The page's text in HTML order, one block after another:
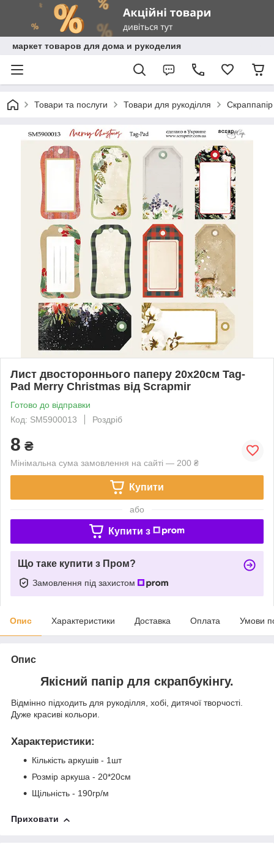
маркет товаров для дома и рукоделия
Товари та послуги Товари для рукоділля
Лист двостороннього паперу 20х20см Tag-
Pad Merry Christmas від Scrapmir
Готово до відправки
Код: SM5900013
Роздріб
8 ₴
Мінімальна сума замовлення на сайті — 200 ₴
Купити
або
Купити з
Що таке купити з Пром?
Замовлення під захистом
Опис Характеристики Доставка Оплата Умови
Опис
Якісний папір для скрапбукінгу.
Відмінно підходить для рукоділля, хобі, дитячої творчості.
Дуже красиві кольори.
Характеристики:
Кількість аркушів - 1шт
Розмір аркуша - 20*20см
Щільність - 190гр/м
Приховати